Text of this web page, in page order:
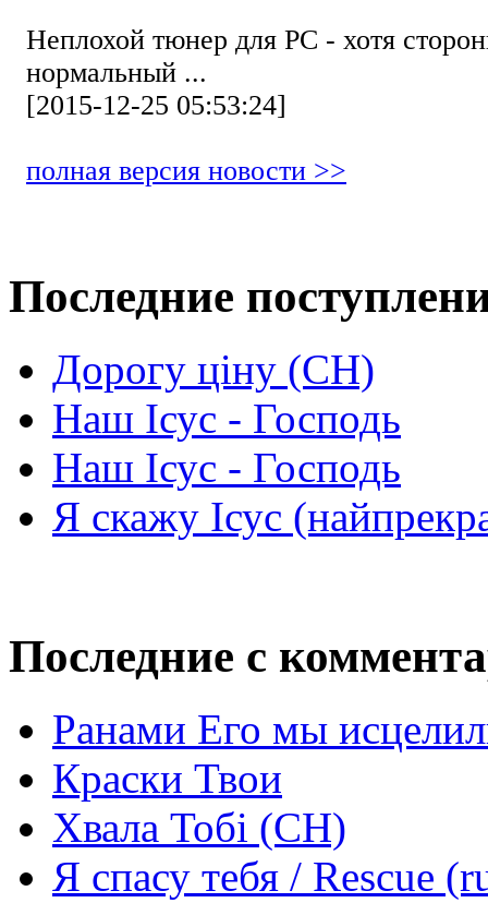
Неплохой тюнер для РС - хотя
нормальный ...
[2015-12-25 05:53:24]
полная версия новости >>
Последние
Дорогу ціну (СН)
Наш Ісус - Господь
Наш Ісус - Господь
Я скажу Ісус
Последние с
Ранами Его мы
Краски Твои
Хвала Тобі (СН)
Я спасу тебя / Rescue